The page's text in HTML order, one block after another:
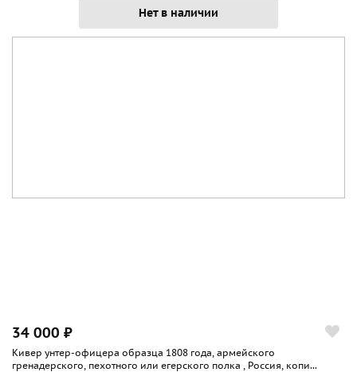
Нет в наличии
34 000 ₽
Кивер унтер-офицера образца 1808 года, армейского
гренадерского, пехотного или егерского полка , Россия, копи...